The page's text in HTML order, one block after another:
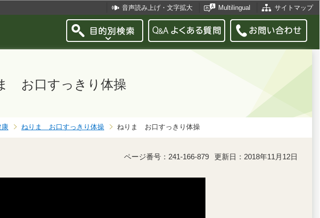
音声読み上げ・文字拡大 Multilingual サイトマップ
お口すっきり体操
康 ねりま お口すっきり体操 ねりま お口すっきり体操
ページ番号：241-166-879 更新日：2018年11月12日